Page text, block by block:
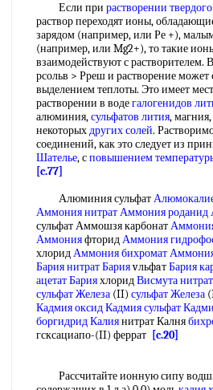
Если при растворении
раствор переходят ионы,
зарядом (например, или Ре +),
(например, или Mg2+), то такие
взаимодействуют с растворителем.
рсольв > Рреш и растворение может
выделением теплоты. Это имеет
растворении в водегалогенидов
алюминия,сульфатов лития,
некоторыхдругих солей.
соединений, как это следует из
Шателье, сповышением
[c.77]
Алюминия сульфат
Аммония нитрат Аммония
сульфат Аммошзя карбонат
АммонияфторидАммония
хлоридАммония бихромат
Бария нитрат БарияvльфaтБария
ацетат БарияхлоридВисмута
сульфат Железа (II) сульфат Железа
Кадмия оксид Кадмиясульфат
боргидрид Калиянитрат Калня
гсксациапо-(II) феррат [c.20]
Рассчитайте ионную сипу